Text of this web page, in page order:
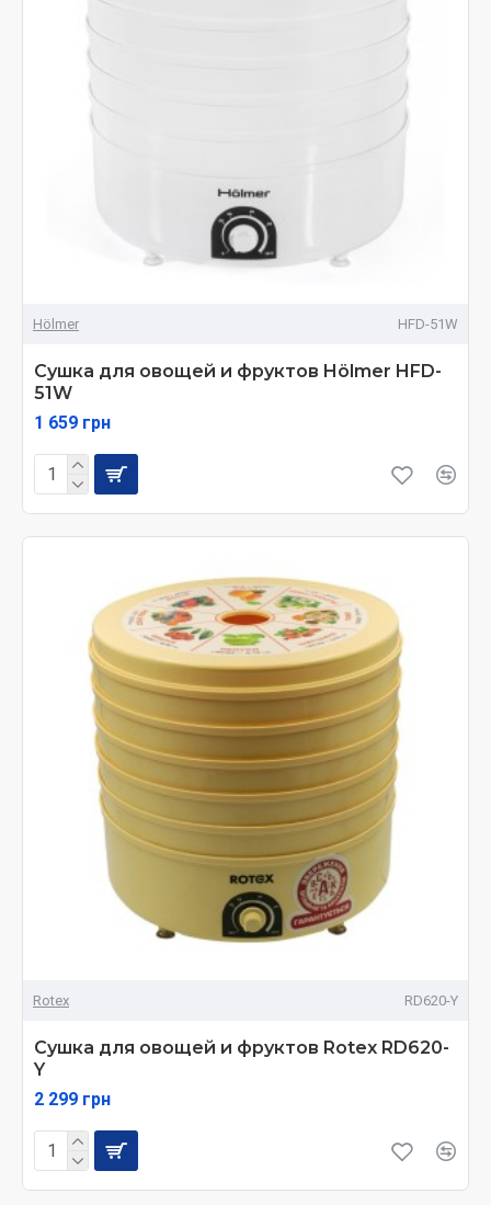
Hölmer HFD-51W
Сушка для овощей и фруктов Hölmer HFD-
51W
1 659 грн
Rotex RD620-Y
Сушка для овощей и фруктов Rotex RD620-
Y
2 299 грн